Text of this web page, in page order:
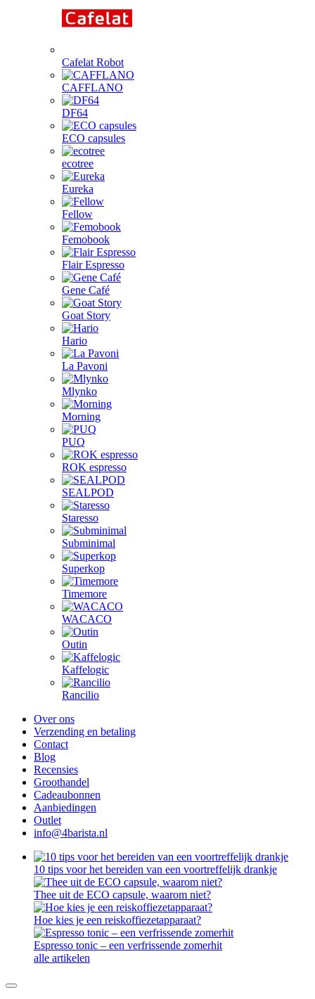
Cafelat Robot
CAFFLANO
DF64
ECO capsules
ecotree
Eureka
Fellow
Femobook
Flair Espresso
Gene Café
Goat Story
Hario
La Pavoni
Mlynko
Morning
PUQ
ROK espresso
SEALPOD
Staresso
Subminimal
Superkop
Timemore
WACACO
Outin
Kaffelogic
Rancilio
Over ons
Verzending en betaling
Contact
Blog
Recensies
Groothandel
Cadeaubonnen
Aanbiedingen
Outlet
info@4barista.nl
10 tips voor het bereiden van een voortreffelijk drankje
Thee uit de ECO capsule, waarom niet?
Hoe kies je een reiskoffiezetapparaat?
Espresso tonic – een verfrissende zomerhit
alle artikelen